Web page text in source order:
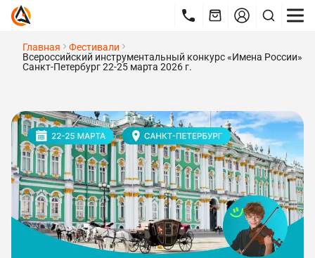
Главная
Фестивали
Всероссийский инструментальный конкурс «Имена России»
Санкт-Петербург 22-25 марта 2026 г.